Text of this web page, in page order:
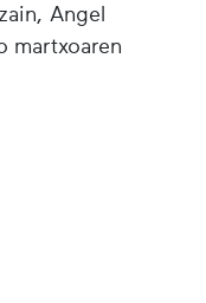
Angel
martxoaren